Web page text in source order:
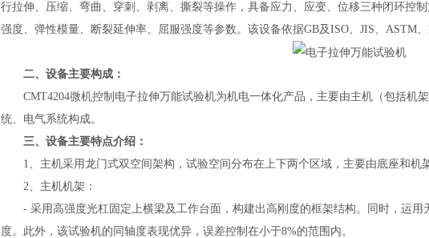
行拉伸、压缩、弯曲、穿刺、剥离、撕裂等操作，具备应力、应变、位移三种闭环控
强度、弹性模量、断裂延伸率、屈服强度等参数。该设备依据GB及ISO、JIS、ASTM
二、设备主要构成：
CMT4204微机控制电子拉伸万能试验机为机电一体化产品，主要由主机（包括机
统、电气系统构成。
三、设备主要特点介绍：
1、主机采用龙门式双空间架构，试验空间分布在上下两个区域，主要由底座和机架
2、主机机架：
- 采用高强度光杠固定上横梁及工作台面，构建出高刚度的框架结构。同时，运用
度。此外，该试验机的同轴度表现优异，误差控制在小于8%的范围内。